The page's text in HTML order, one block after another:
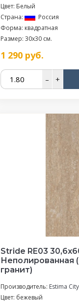
Цвет: Белый
Страна:
Россия
Форма: квадратная
Размер: 30x30 см.
1 290руб.
– +
Stride RE03
Неполированная
гранит)
Производитель: Estima City
Цвет: бежевый